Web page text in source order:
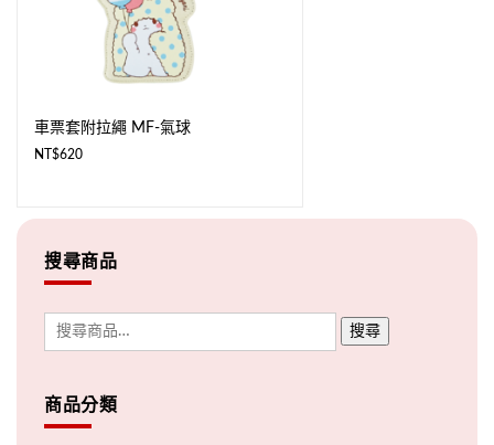
車票套附拉繩 MF-氣球
NT$620
搜尋商品
搜尋
商品分類